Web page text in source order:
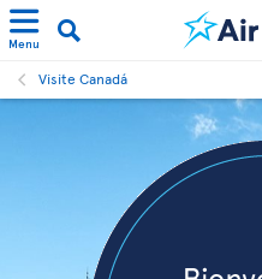
Menu
Visite Canadá